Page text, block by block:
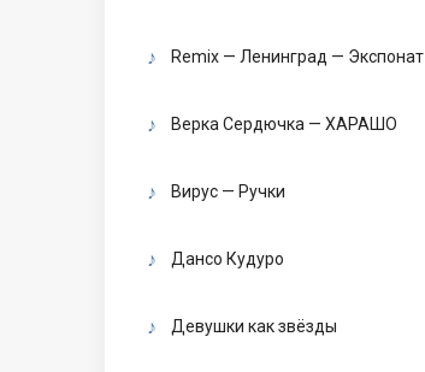
Remix — Ленинград — Экспонат
Верка Сердючка — ХАРАШО
Вирус — Ручки
Дансо Кудуро
Девушки как звёзды